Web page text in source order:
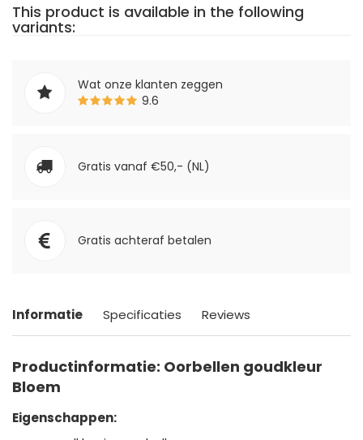
This product is available in the following
variants:
Wat onze klanten zeggen
9.6
Gratis vanaf €50,- (NL)
Gratis achteraf betalen
Informatie Specificaties Reviews
Productinformatie: Oorbellen goudkleur
Bloem
Eigenschappen: